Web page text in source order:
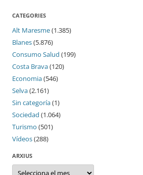
CATEGORIES
Alt Maresme(1.385)
Blanes(5.876)
Consumo Salud (199)
Costa Brava(120)
Economia(546)
Selva(2.161)
Sin categoría(1)
Sociedad (1.064)
Turismo (501)
Vídeos(288)
ARXIUS
Arxius